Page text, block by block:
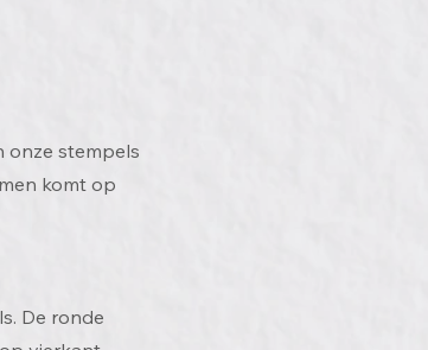
onze stempels
komt op
De ronde